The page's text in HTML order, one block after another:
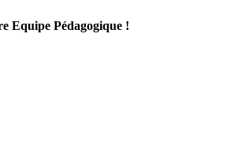
Equipe Pédagogique !